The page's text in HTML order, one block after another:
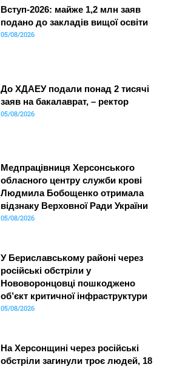
Вступ-2026: майже 1,2 млн заяв
подано до закладів вищої освіти
05/08/2026
До ХДАЕУ подали понад 2 тисячі
заяв на бакалаврат, – ректор
05/08/2026
Медпрацівниця Херсонського
обласного центру служби крові
Людмила Бобощенко отримала
відзнаку Верховної Ради України
05/08/2026
У Бериславському районі через
російські обстріли у
Нововоронцовці пошкоджено
об’єкт критичної інфраструктури
05/08/2026
На Херсонщині через російські
обстріли загинули троє людей, 18